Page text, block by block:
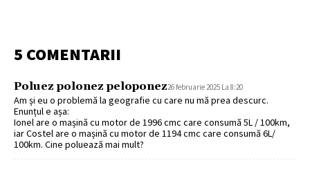
5 COMENTARII
Poluez polonez peloponez26 februarie 2025 La 8:20
Am și eu o problemă la geografie cu care nu mă prea descurc.
Enunțul e așa:
Ionel are o mașină cu motor de 1996 cmc care consumă 5L / 100km,
iar Costel are o mașină cu motor de 1194 cmc care consumă 6L/
100km. Cine poluează mai mult?